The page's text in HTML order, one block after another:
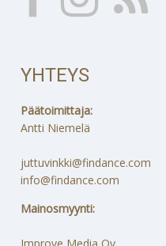
YHTEYS
Päätoimittaja:
Antti Niemelä
juttuvinkki@findance.com
info@findance.com
Mainosmyynti: